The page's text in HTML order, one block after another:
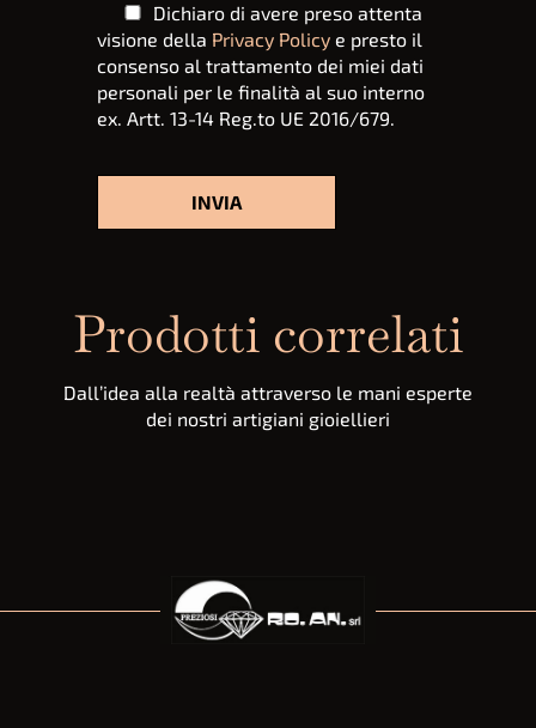
Dichiaro di avere preso attenta
visione della Privacy Policye presto il
consenso al trattamento dei miei dati
personali per le finalità al suo interno
ex. Artt. 13-14 Reg.to UE 2016/679.
Prodotti correlati
Dall’idea alla realtà attraverso le mani esperte
dei nostri artigiani gioiellieri